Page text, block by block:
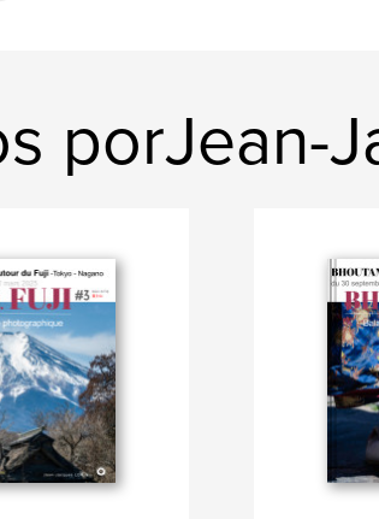
porJean-